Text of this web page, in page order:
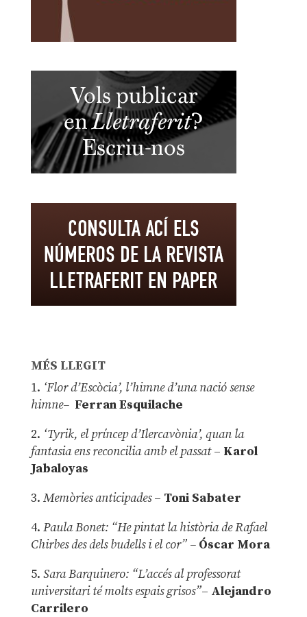
MÉS LLEGIT
1. ‘Flor d’Escòcia’, l’himne d’una nació sense
himne– Ferran Esquilache
2. ‘Tyrik, el príncep d’Ilercavònia’, quan la
fantasia ens reconcilia amb el passat– Karol
Jabaloyas
3. Memòries anticipades– Toni Sabater
4. Paula Bonet: “He pintat la història de Rafael
Chirbes des dels budells i el cor” –Óscar Mora
5. Sara Barquinero: “L’accés al professorat
universitari té molts espais grisos”– Alejandro
Carrilero